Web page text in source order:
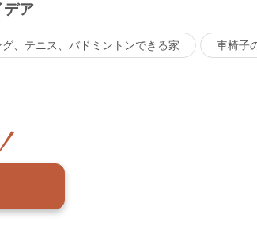
デア
、テニス、バドミントンできる家 車椅子